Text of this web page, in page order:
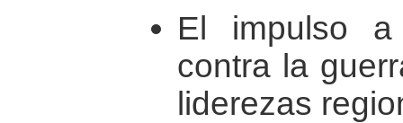
El impulso
contra la
liderezas